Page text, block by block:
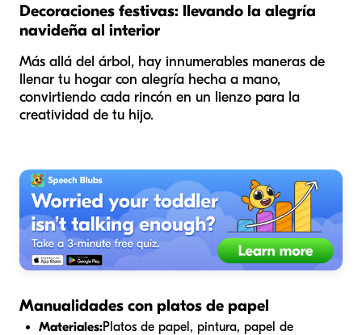
Decoraciones festivas: llevando la alegría
navideña al interior
Más allá del árbol, hay innumerables maneras de
llenar tu hogar con alegría hecha a mano,
convirtiendo cada rincón en un lienzo para la
creatividad de tu hijo.
Manualidades con platos de papel
Materiales:Platos de papel, pintura, papel de